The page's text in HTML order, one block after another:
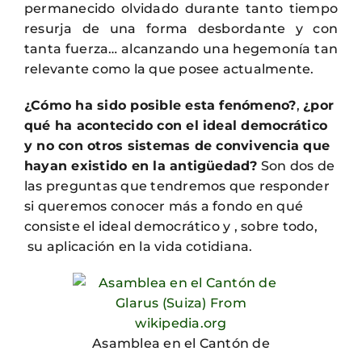
permanecido olvidado durante tanto tiempo
resurja de una forma desbordante y con
tanta fuerza… alcanzando una hegemonía tan
relevante como la que posee actualmente.
¿Cómo ha sido posible esta fenómeno?,¿por
qué ha acontecido con el ideal democrático
y no con otros sistemas de convivencia que
hayan existido en la antigüedad? Son dos de
las preguntas que tendremos que responder
si queremos conocer más a fondo en qué
consiste el ideal democrático y , sobre todo,
su aplicación en la vida cotidiana.
Asamblea en el Cantón de